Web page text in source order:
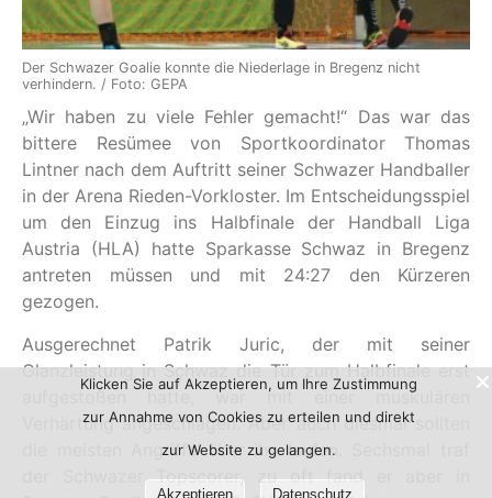
Der Schwazer Goalie konnte die Niederlage in Bregenz nicht
verhindern. / Foto: GEPA
„Wir haben zu viele Fehler gemacht!“ Das war das
bittere Resümee von Sportkoordinator Thomas
Lintner nach dem Auftritt seiner Schwazer Handballer
in der Arena Rieden-Vorkloster. Im Entscheidungsspiel
um den Einzug ins Halbfinale der Handball Liga
Austria (HLA) hatte Sparkasse Schwaz in Bregenz
antreten müssen und mit 24:27 den Kürzeren
gezogen.
Ausgerechnet Patrik Juric, der mit seiner
Glanzleistung in Schwaz die Tür zum Halbfinale erst
aufgestoßen hatte, war mit einer muskulären
Verhärtung angeschlagen. Aber auch diesmal sollten
die meisten Angriffe über ihn laufen. Sechsmal traf
der Schwazer Topscorer, zu oft fand er aber in
Klicken Sie auf Akzeptieren, um Ihre Zustimmung
zur Annahme von Cookies zu erteilen und direkt
zur Website zu gelangen.
Akzeptieren Datenschutz